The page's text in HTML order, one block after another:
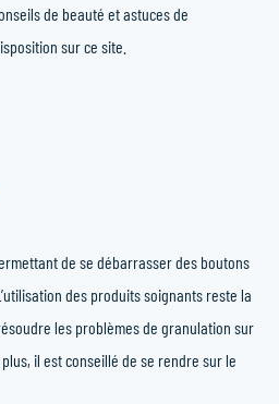
de beauté et astuces de
sur ce site.
de se débarrasser des boutons
des produits soignants reste la
les problèmes de granulation sur
il est conseillé de se rendre sur le